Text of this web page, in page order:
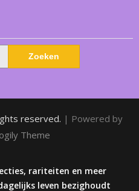
reserved. | Powered by
Theme
rariteiten en meer
leven bezighoudt